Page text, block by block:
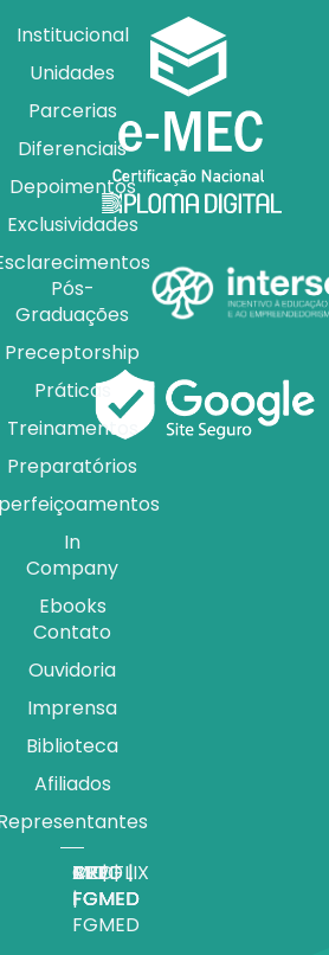
Institucional
Unidades
Parcerias
Diferenciais
Depoimentos
Exclusividades
Pós-
Graduações
Preceptorship
Práticas
Treinamentos
Preparatórios
In
Company
Ebooks
Contato
Ouvidoria
Imprensa
Biblioteca
Afiliados
APP |
FGMED
MEDFLIX
|
FGMED
CRED |
FGMED
BLOG |
FGMED
TV |
FGMED